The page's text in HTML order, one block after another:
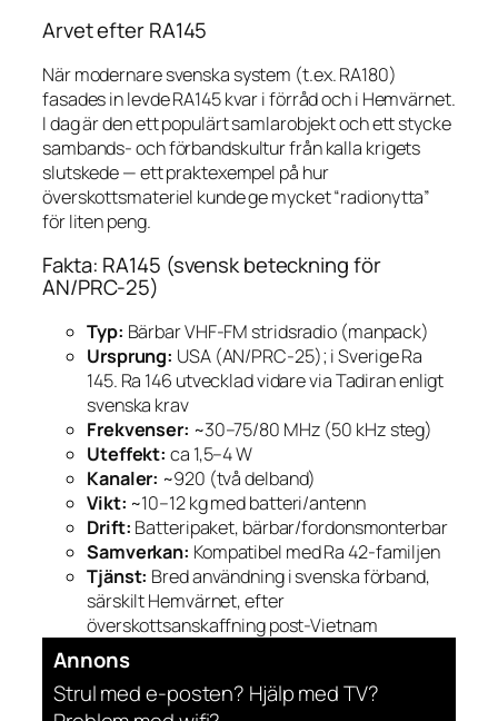
Arvet efter RA145
När modernare svenska system (t.ex. RA180)
fasades in levde RA145 kvar i förråd och i Hemvärnet.
I dag är den ett populärt samlarobjekt och ett stycke
sambands- och förbandskultur från kalla krigets
slutskede — ett praktexempel på hur
överskottsmateriel kunde ge mycket “radionytta”
för liten peng.
Fakta: RA145 (svensk beteckning för
AN/PRC-25)
Typ: Bärbar VHF-FM stridsradio (manpack)
Ursprung: USA (AN/PRC-25); i Sverige Ra
145. Ra 146 utvecklad vidare via Tadiran enligt
svenska krav
Frekvenser: ~30–75/80 MHz (50 kHz steg)
Uteffekt: ca 1,5–4 W
Kanaler: ~920 (två delband)
Vikt: ~10–12 kg med batteri/antenn
Drift: Batteripaket, bärbar/fordonsmonterbar
Samverkan: Kompatibel med Ra 42-familjen
Tjänst: Bred användning i svenska förband,
särskilt Hemvärnet, efter
överskottsanskaffning post-Vietnam
Annons
Strul med e-posten? Hjälp med TV?